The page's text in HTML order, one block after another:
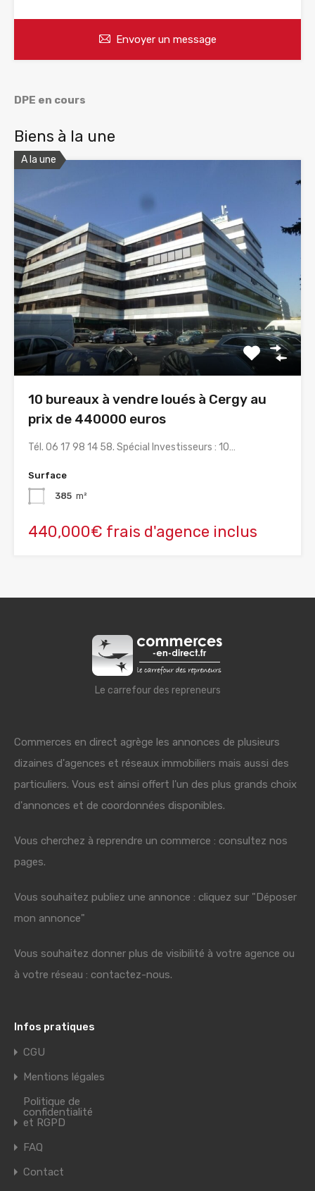
Envoyer un message
DPE en cours
Biens à la une
A la une
10 bureaux à vendre loués à Cergy au
prix de 440000 euros
Tél. 06 17 98 14 58. Spécial Investisseurs : 10…
Surface
385 m²
440,000€ frais d'agence inclus
Le carrefour des repreneurs
Commerces en direct agrège les annonces de plusieurs
dizaines d'agences et réseaux immobiliers mais aussi des
particuliers. Vous est ainsi offert l'un des plus grands choix
d'annonces et de coordonnées disponibles.
Vous cherchez à reprendre un commerce : consultez nos
pages.
Vous souhaitez publiez une annonce : cliquez sur "Déposer
mon annonce"
Vous souhaitez donner plus de visibilité à votre agence ou
à votre réseau : contactez-nous.
Infos pratiques
CGU
Mentions légales
Politique de
confidentialité
et RGPD
FAQ
Contact